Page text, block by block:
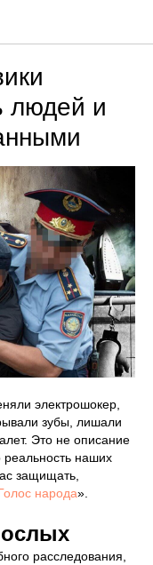
людей и
электрошокер,
зубы, лишали
Это не описание
реальность наших
защищать,
народа».
расследования,